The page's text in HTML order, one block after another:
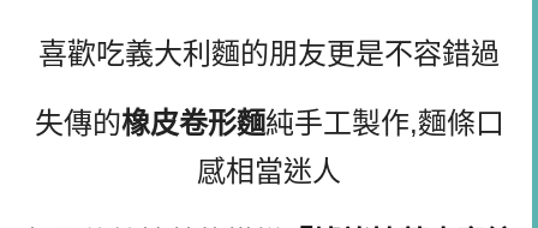
喜歡吃義大利麵的朋友更是不容錯過
失傳的橡皮卷形麵純手工製作,麵條口
感相當迷人